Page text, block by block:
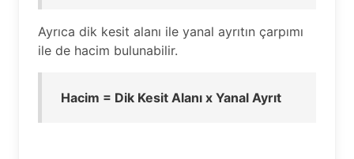
Ayrıca dik kesit alanı ile yanal ayrıtın çarpımı
ile de hacim bulunabilir.
Hacim = Dik Kesit Alanı x Yanal Ayrıt